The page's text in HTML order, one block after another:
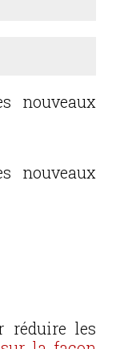
nouveaux
nouveaux
réduire les